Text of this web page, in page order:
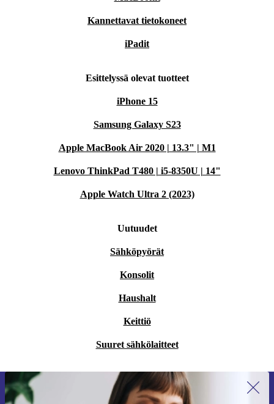
Kannettavat tietokoneet
iPadit
Esittelyssä olevat tuotteet
iPhone 15
Samsung Galaxy S23
Apple MacBook Air 2020 | 13.3" | M1
Lenovo ThinkPad T480 | i5-8350U | 14"
Apple Watch Ultra 2 (2023)
Uutuudet
Sähköpyörät
Konsolit
Haushalt
Keittiö
Suuret sähkölaitteet
Liity ensimmäistä kertaa uutiskirjeen